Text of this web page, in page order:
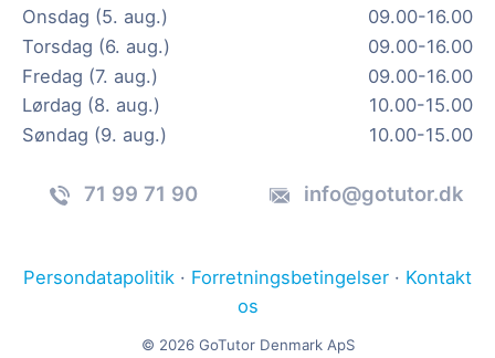
Onsdag (5. aug.)
09.00-16.00
Torsdag (6. aug.)
09.00-16.00
Fredag (7. aug.)
09.00-16.00
Lørdag (8. aug.)
10.00-15.00
Søndag (9. aug.)
10.00-15.00
71 99 71 90 info@gotutor.dk
Persondatapolitik · Forretningsbetingelser · Kontakt
os
© 2026 GoTutor Denmark ApS